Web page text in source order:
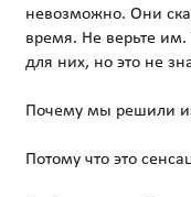
невозможно. Они
время. Не верьте
для них, но это не
Почему мы решили
Потому что это